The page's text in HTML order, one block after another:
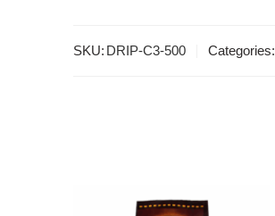
SKU: DRIP-C3-500 Categories: